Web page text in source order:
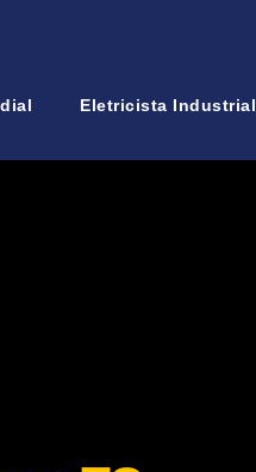
Eletricista Industrial